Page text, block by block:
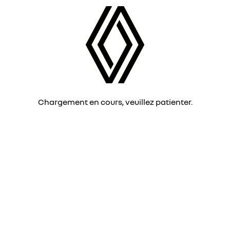
Chargement en cours, veuillez patienter.